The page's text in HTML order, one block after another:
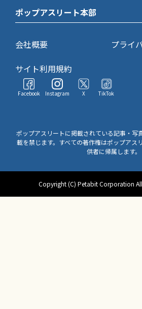
ポップアスリート本部
会社概要
プライ
サイト利用規約
Facebook Instagram X TikTok
ポップアスリートに掲載されている記事・写
載を禁じます。すべての著作権はポップアス
供者に帰属します。
Copyright (C) Petabit Corporation All